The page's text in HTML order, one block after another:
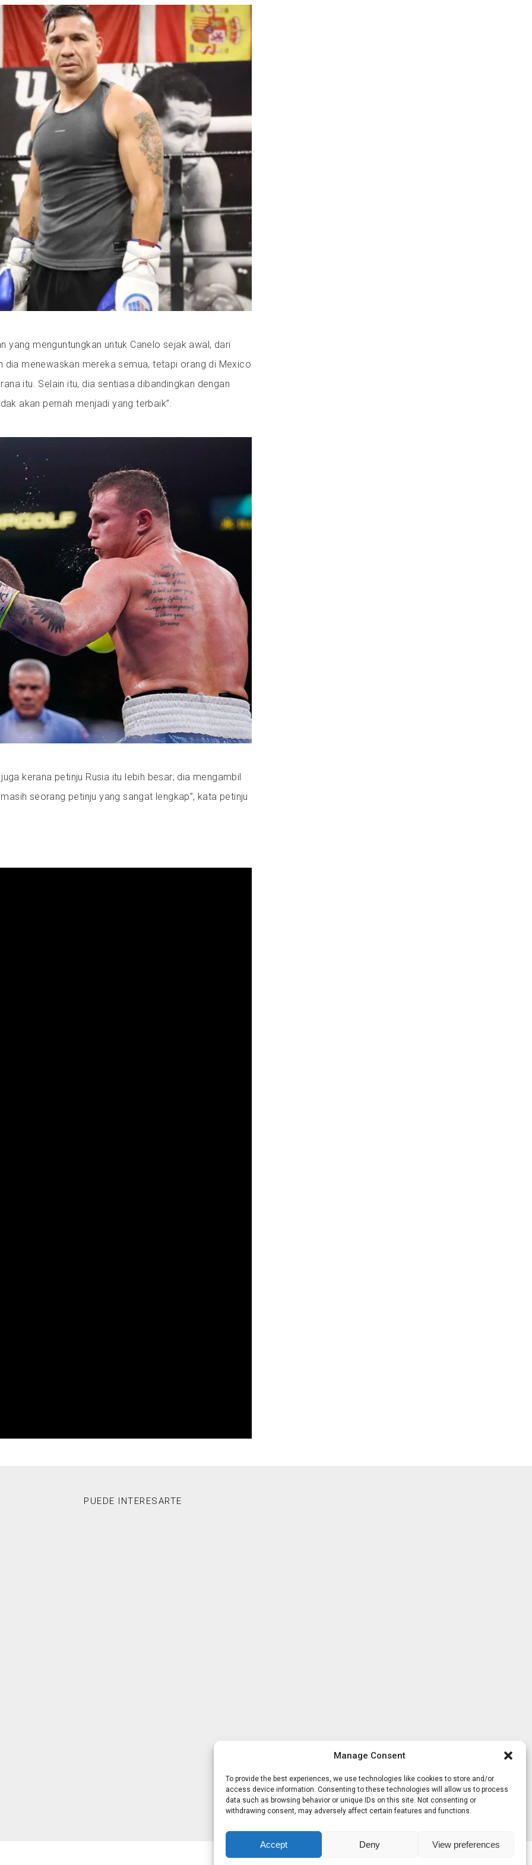
Manage Consent
To provide the best experiences, we use technologies like cookies to store and/or
access device information. Consenting to these technologies will allow us to process
data such as browsing behavior or unique IDs on this site. Not consenting or
withdrawing consent, may adversely affect certain features and functions.
Accept Deny View preferences
yang menguntungkan untuk Canelo sejak awal, dari
dia menewaskan mereka semua, tetapi orang di Mexico
itu. Selain itu, dia sentiasa dibandingkan dengan
akan pernah menjadi yang terbaik”.
kerana petinju Rusia itu lebih besar; dia mengambil
seorang petinju yang sangat lengkap”, kata petinju
PUEDE INTERESARTE